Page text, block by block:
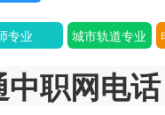
专业 城市轨道专业
职网电